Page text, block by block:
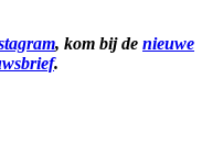
, kom bij de nieuwe
.